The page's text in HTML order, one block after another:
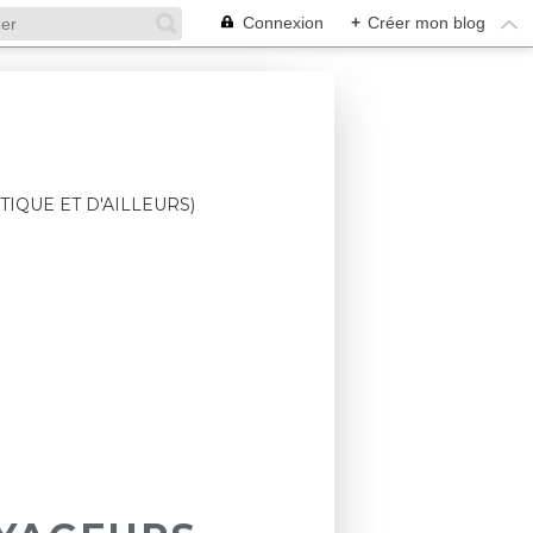
Connexion + Créer mon blog
ET D'AILLEURS)